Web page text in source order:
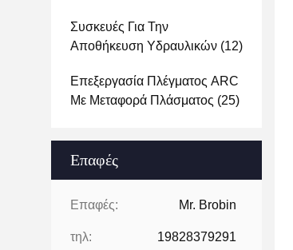
Συσκευές Για Την
Αποθήκευση Υδραυλικών (12)
Επεξεργασία Πλέγματος ARC
Με Μεταφορά Πλάσματος (25)
Επαφές
Επαφές: Mr. Brobin
τηλ: 19828379291